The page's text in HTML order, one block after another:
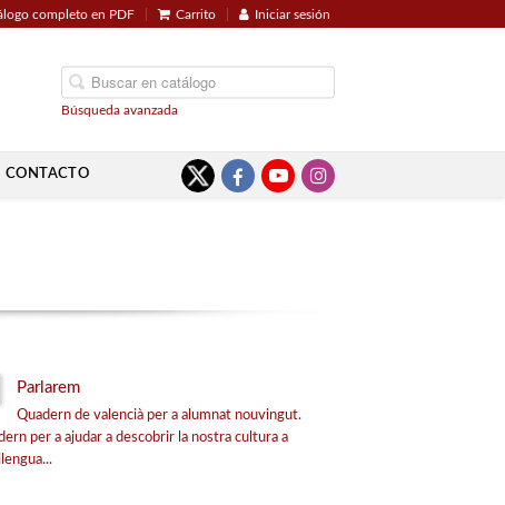
completo en PDF Carrito Iniciar sesión
Búsqueda avanzada
CONTACTO
Parlarem
Quadern de valencià per a alumnat nouvingut.
per a ajudar a descobrir la nostra cultura a